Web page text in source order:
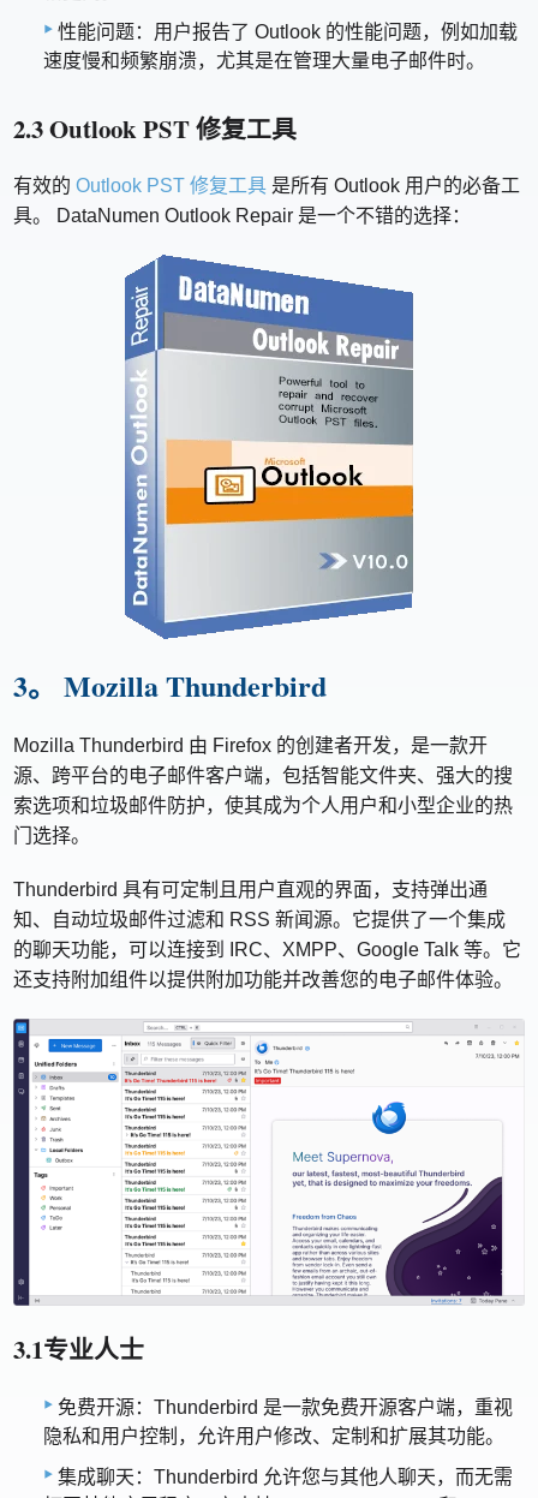
性能问题：用户报告了 Outlook 的性能问题，例如加载
速度慢和频繁崩溃，尤其是在管理大量电子邮件时。
2.3 Outlook PST 修复工具
有效的Outlook PST 修复工具 是所有 Outlook 用户的必备工
具。 DataNumen Outlook Repair 是一个不错的选择：
3。 Mozilla Thunderbird
Mozilla Thunderbird 由 Firefox 的创建者开发，是一款开
源、跨平台的电子邮件客户端，包括智能文件夹、强大的搜
索选项和垃圾邮件防护，使其成为个人用户和小型企业的热
门选择。
Thunderbird 具有可定制且用户直观的界面，支持弹出通
知、自动垃圾邮件过滤和 RSS 新闻源。它提供了一个集成
的聊天功能，可以连接到 IRC、XMPP、Google Talk 等。它
还支持附加组件以提供附加功能并改善您的电子邮件体验。
3.1专业人士
免费开源：Thunderbird 是一款免费开源客户端，重视
隐私和用户控制，允许用户修改、定制和扩展其功能。
集成聊天：Thunderbird 允许您与其他人聊天，而无需